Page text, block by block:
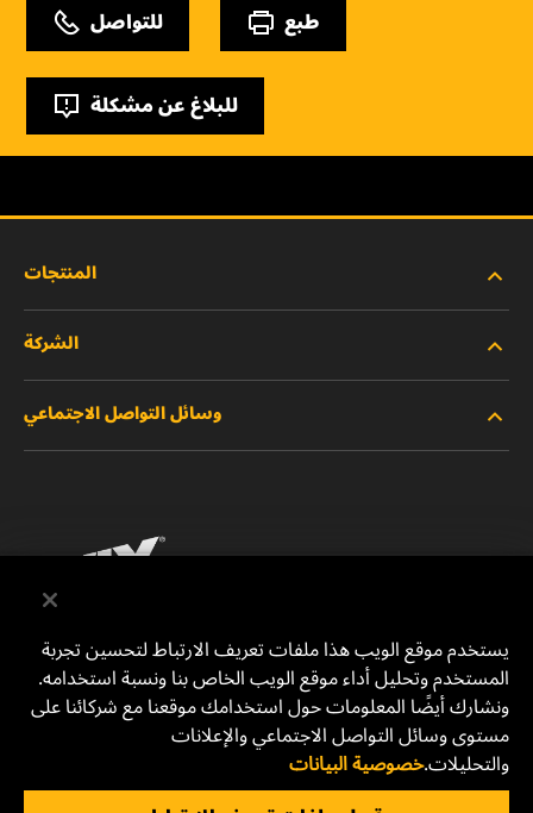
للتواصل طبع
للبلاغ عن مشكلة
المنتجات
المنتجات الجديدة
المنتجات المتوقفة/المستبدلة
الشركة
الوظائف
إشعار قانوني
الطباعة
للتواصل معنا
وسائل التواصل الاجتماعي
يوتيوب
MANN+HUMMEL Middle East FZE
DAFZA (Dubai Airport Free Zone)
P.O.Box. 293882 - Dubai, U.A.E
يستخدم موقع الويب هذا ملفات تعريف الارتباط لتحسين تجربة
المستخدم وتحليل أداء موقع الويب الخاص بنا ونسبة استخدامه.
ونشارك أيضًا المعلومات حول استخدامك موقعنا مع شركائنا على
مستوى وسائل التواصل الاجتماعي والإعلانات
والتحليلات.خصوصية البيانات